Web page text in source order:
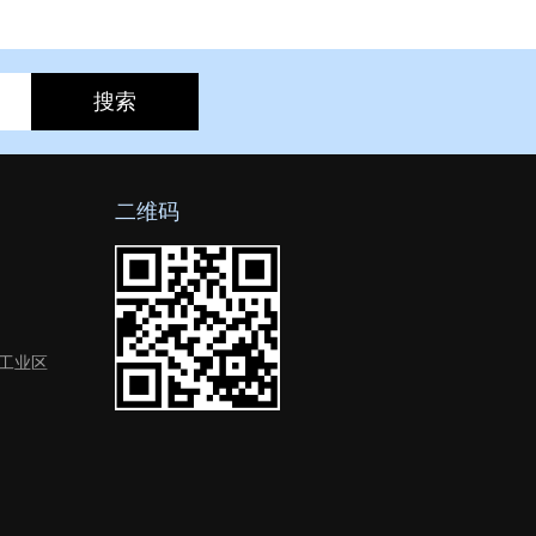
业区
二维码